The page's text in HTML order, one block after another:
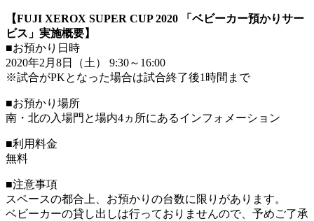
【FUJI XEROX SUPER CUP 2020 「ベビーカー預かりサー
ビス」実施概要】
■お預かり日時
2020年2月8日（土） 9:30～16:00
※試合がPKとなった場合は試合終了後1時間まで
■お預かり場所
南・北の入場門と場内4ヵ所にあるインフォメーション
■利用料金
無料
■注意事項
スペースの都合上、お預かりの台数に限りがあります。
ベビーカーの貸し出しは行っておりませんので、予めご了承